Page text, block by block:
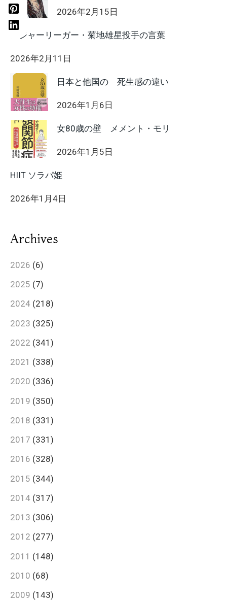
2026年2月15日
メジャーリーガー・菊地雄星投手の言葉
2026年2月11日
日本と他国の 死生感の違い
2026年1月6日
女80歳の壁 メメント・モリ
2026年1月5日
HIIT ソラパ姫
2026年1月4日
Archives
2026 (6)
2025 (7)
2024 (218)
2023 (325)
2022 (341)
2021 (338)
2020 (336)
2019 (350)
2018 (331)
2017 (331)
2016 (328)
2015 (344)
2014 (317)
2013 (306)
2012 (277)
2011 (148)
2010 (68)
2009 (143)